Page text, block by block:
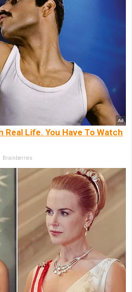
Real Life. You Have To Watch
Brainberries